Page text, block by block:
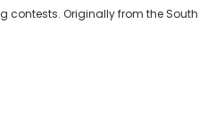
Originally from the South